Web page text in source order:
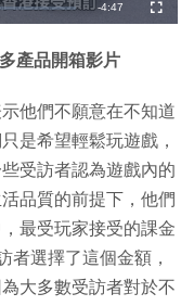
剩
時
間
-4:47
全
螢
產品開箱影片
他們不願意在不知道
是希望輕鬆玩遊戲，
受訪者認為遊戲內的
品質的前提下，他們
最受玩家接受的課金
者選擇了這個金額，
大多數受訪者對於不